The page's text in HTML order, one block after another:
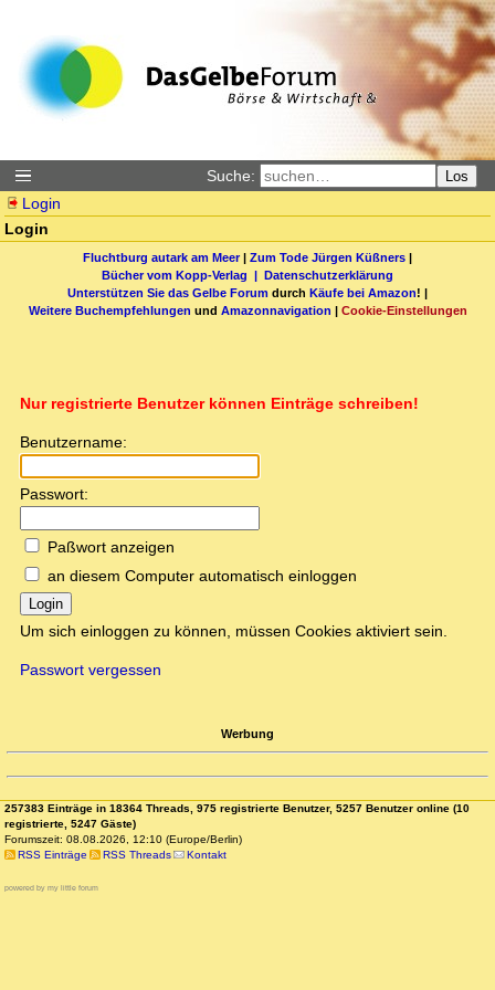
Suche: Los
Login
Login
Fluchtburg autark am Meer| Zum Tode Jürgen Küßners |
Bücher vom Kopp-Verlag | Datenschutzerklärung
Unterstützen Sie das Gelbe Forum durch Käufe bei Amazon! |
Weitere Buchempfehlungen und Amazonnavigation | Cookie-Einstellungen
Nur registrierte Benutzer können Einträge schreiben!
Benutzername:
Passwort:
Paßwort anzeigen
an diesem Computer automatisch einloggen
Login
Um sich einloggen zu können, müssen Cookies aktiviert sein.
Passwort vergessen
Werbung
257383 Einträge in 18364 Threads, 975 registrierte Benutzer, 5257 Benutzer online (10
registrierte, 5247 Gäste)
Forumszeit: 08.08.2026, 12:10 (Europe/Berlin)
RSS Einträge
RSS Threads Kontakt
powered by my little forum